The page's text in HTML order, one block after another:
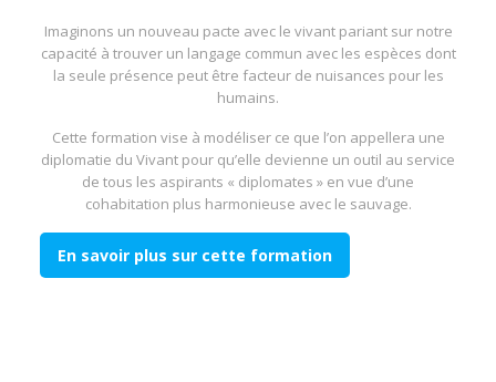
Imaginons un nouveau pacte avec le vivant pariant sur notre
capacité à trouver un langage commun avec les espèces dont
la seule présence peut être facteur de nuisances pour les
humains.
Cette formation vise à modéliser ce que l’on appellera une
diplomatie du Vivant pour qu’elle devienne un outil au service
de tous les aspirants « diplomates » en vue d’une
cohabitation plus harmonieuse avec le sauvage.
En savoir plus sur cette formation